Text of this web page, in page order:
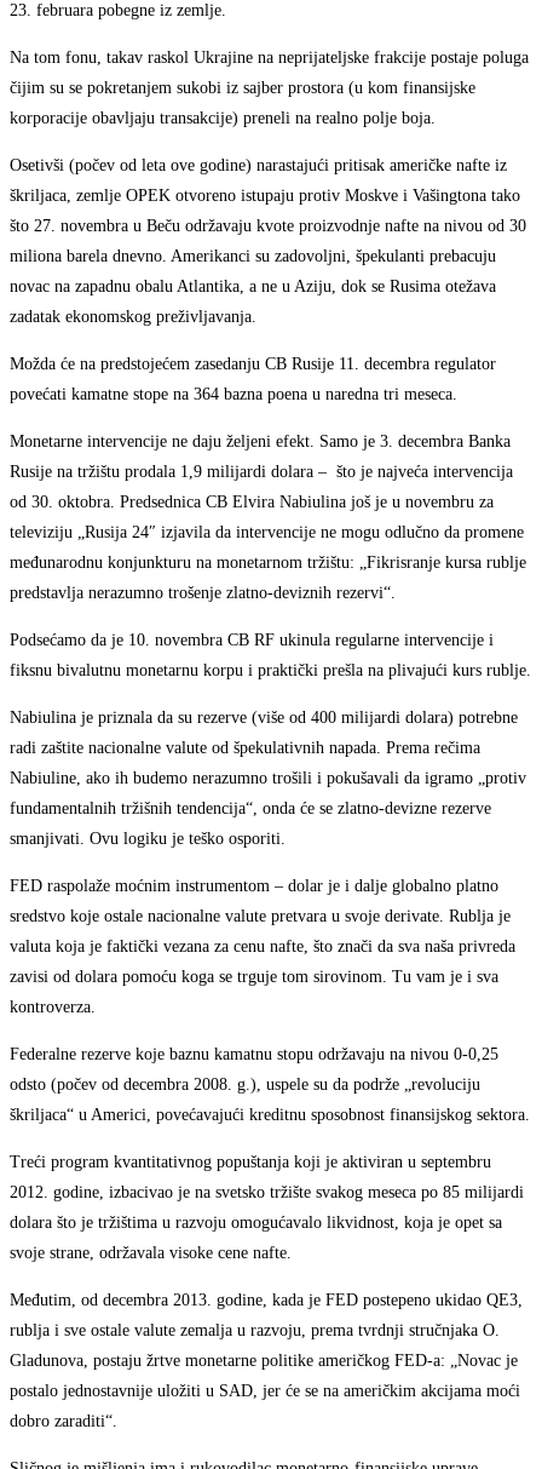
23. februara pobegne iz zemlje.
Na tom fonu, takav raskol Ukrajine na neprijateljske frakcije postaje poluga
čijim su se pokretanjem sukobi iz sajber prostora (u kom finansijske
korporacije obavljaju transakcije) preneli na realno polje boja.
Osetivši (počev od leta ove godine) narastajući pritisak američke nafte iz
škriljaca, zemlje OPEK otvoreno istupaju protiv Moskve i Vašingtona tako
što 27. novembra u Beču održavaju kvote proizvodnje nafte na nivou od 30
miliona barela dnevno. Amerikanci su zadovoljni, špekulanti prebacuju
novac na zapadnu obalu Atlantika, a ne u Aziju, dok se Rusima otežava
zadatak ekonomskog preživljavanja.
Možda će na predstojećem zasedanju CB Rusije 11. decembra regulator
povećati kamatne stope na 364 bazna poena u naredna tri meseca.
Monetarne intervencije ne daju željeni efekt. Samo je 3. decembra Banka
Rusije na tržištu prodala 1,9 milijardi dolara – što je najveća intervencija
od 30. oktobra. Predsednica CB Elvira Nabiulina još je u novembru za
televiziju „Rusija 24″ izjavila da intervencije ne mogu odlučno da promene
međunarodnu konjunkturu na monetarnom tržištu: „Fikrisranje kursa rublje
predstavlja nerazumno trošenje zlatno-deviznih rezervi“.
Podsećamo da je 10. novembra CB RF ukinula regularne intervencije i
fiksnu bivalutnu monetarnu korpu i praktički prešla na plivajući kurs rublje.
Nabiulina je priznala da su rezerve (više od 400 milijardi dolara) potrebne
radi zaštite nacionalne valute od špekulativnih napada. Prema rečima
Nabiuline, ako ih budemo nerazumno trošili i pokušavali da igramo „protiv
fundamentalnih tržišnih tendencija“, onda će se zlatno-devizne rezerve
smanjivati. Ovu logiku je teško osporiti.
FED raspolaže moćnim instrumentom – dolar je i dalje globalno platno
sredstvo koje ostale nacionalne valute pretvara u svoje derivate. Rublja je
valuta koja je faktički vezana za cenu nafte, što znači da sva naša privreda
zavisi od dolara pomoću koga se trguje tom sirovinom. Tu vam je i sva
kontroverza.
Federalne rezerve koje baznu kamatnu stopu održavaju na nivou 0-0,25
odsto (počev od decembra 2008. g.), uspele su da podrže „revoluciju
škriljaca“ u Americi, povećavajući kreditnu sposobnost finansijskog sektora.
Treći program kvantitativnog popuštanja koji je aktiviran u septembru
2012. godine, izbacivao je na svetsko tržište svakog meseca po 85 milijardi
dolara što je tržištima u razvoju omogućavalo likvidnost, koja je opet sa
svoje strane, održavala visoke cene nafte.
Međutim, od decembra 2013. godine, kada je FED postepeno ukidao QE3,
rublja i sve ostale valute zemalja u razvoju, prema tvrdnji stručnjaka O.
Gladunova, postaju žrtve monetarne politike američkog FED-a: „Novac je
postalo jednostavnije uložiti u SAD, jer će se na američkim akcijama moći
dobro zaraditi“.